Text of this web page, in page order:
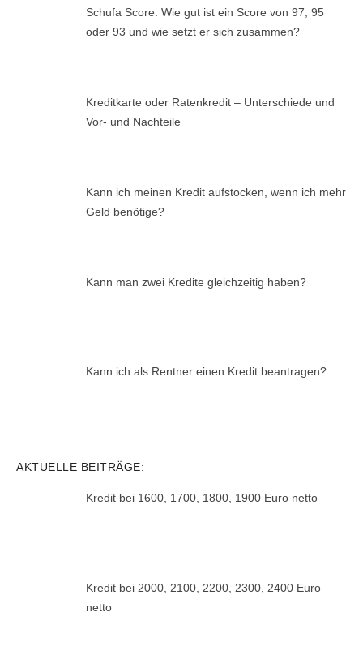
Schufa Score: Wie gut ist ein Score von 97, 95
oder 93 und wie setzt er sich zusammen?
Kreditkarte oder Ratenkredit – Unterschiede und
Vor- und Nachteile
Kann ich meinen Kredit aufstocken, wenn ich mehr
Geld benötige?
Kann man zwei Kredite gleichzeitig haben?
Kann ich als Rentner einen Kredit beantragen?
AKTUELLE BEITRÄGE:
Kredit bei 1600, 1700, 1800, 1900 Euro netto
Kredit bei 2000, 2100, 2200, 2300, 2400 Euro
netto